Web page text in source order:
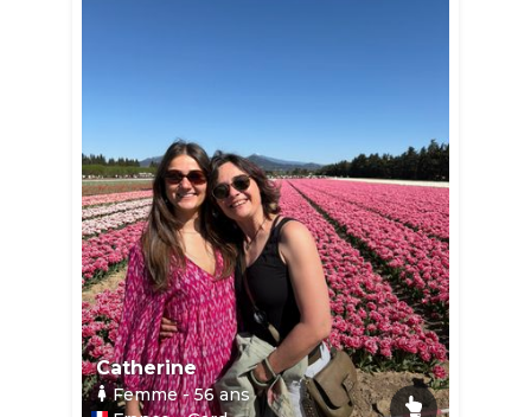
Catherine
Femme- 56ans